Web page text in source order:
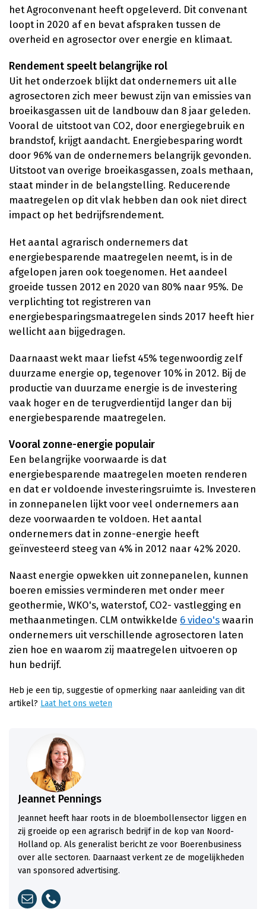
het Agroconvenant heeft opgeleverd. Dit convenant
loopt in 2020 af en bevat afspraken tussen de
overheid en agrosector over energie en klimaat.
Rendement speelt belangrijke rol
Uit het onderzoek blijkt dat ondernemers uit alle
agrosectoren zich meer bewust zijn van emissies van
broeikasgassen uit de landbouw dan 8 jaar geleden.
Vooral de uitstoot van CO2, door energiegebruik en
brandstof, krijgt aandacht. Energiebesparing wordt
door 96% van de ondernemers belangrijk gevonden.
Uitstoot van overige broeikasgassen, zoals methaan,
staat minder in de belangstelling. Reducerende
maatregelen op dit vlak hebben dan ook niet direct
impact op het bedrijfsrendement.
Het aantal agrarisch ondernemers dat
energiebesparende maatregelen neemt, is in de
afgelopen jaren ook toegenomen. Het aandeel
groeide tussen 2012 en 2020 van 80% naar 95%. De
verplichting tot registreren van
energiebesparingsmaatregelen sinds 2017 heeft hier
wellicht aan bijgedragen.
Daarnaast wekt maar liefst 45% tegenwoordig zelf
duurzame energie op, tegenover 10% in 2012. Bij de
productie van duurzame energie is de investering
vaak hoger en de terugverdientijd langer dan bij
energiebesparende maatregelen.
Vooral zonne-energie populair
Een belangrijke voorwaarde is dat
energiebesparende maatregelen moeten renderen
en dat er voldoende investeringsruimte is. Investeren
in zonnepanelen lijkt voor veel ondernemers aan
deze voorwaarden te voldoen. Het aantal
ondernemers dat in zonne-energie heeft
geïnvesteerd steeg van 4% in 2012 naar 42% 2020.
Naast energie opwekken uit zonnepanelen, kunnen
boeren emissies verminderen met onder meer
geothermie, WKO's, waterstof, CO2- vastlegging en
methaanmetingen. CLM ontwikkelde 6 video's waarin
ondernemers uit verschillende agrosectoren laten
zien hoe en waarom zij maatregelen uitvoeren op
hun bedrijf.
Heb je een tip, suggestie of opmerking naar aanleiding van dit
artikel? Laat het ons weten
Jeannet Pennings
Jeannet heeft haar roots in de bloembollensector liggen en
zij groeide op een agrarisch bedrijf in de kop van Noord-
Holland op. Als generalist bericht ze voor Boerenbusiness
over alle sectoren. Daarnaast verkent ze de mogelijkheden
van sponsored advertising.